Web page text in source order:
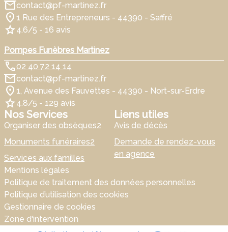
contact@pf-martinez.fr
1 Rue des Entrepreneurs - 44390 - Saffré
4.6/5 - 16 avis
Pompes Funèbres Martinez
02 40 72 14 14
contact@pf-martinez.fr
1, Avenue des Fauvettes - 44390 - Nort-sur-Erdre
4.8/5 - 129 avis
Nos Services
Organiser des obsèques2
Monuments funéraires2
Services aux familles
Liens utiles
Avis de décès
Demande de rendez-vous
en agence
Mentions légales
Politique de traitement des données personnelles
Politique d’utilisation des cookies
Gestionnaire de cookies
Zone d'intervention